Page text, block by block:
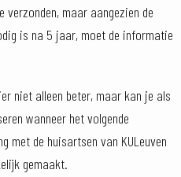
maar aangezien de
is na 5 jaar, moet de informatie
niet alleen beter, maar kan je als
wanneer het volgende
met de huisartsen van KULeuven
gemaakt.